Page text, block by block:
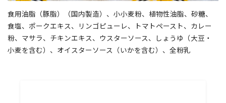
食用油脂（豚脂）（国内製造）、小小麦粉、植物性油脂、砂糖、
食塩、ポークエキス、リンゴピューレ、トマトペースト、カレー
粉、マサラ、チキンエキス、ウスターソース、しょうゆ（大豆・
小麦を含む）、オイスターソース（いかを含む）、全粉乳